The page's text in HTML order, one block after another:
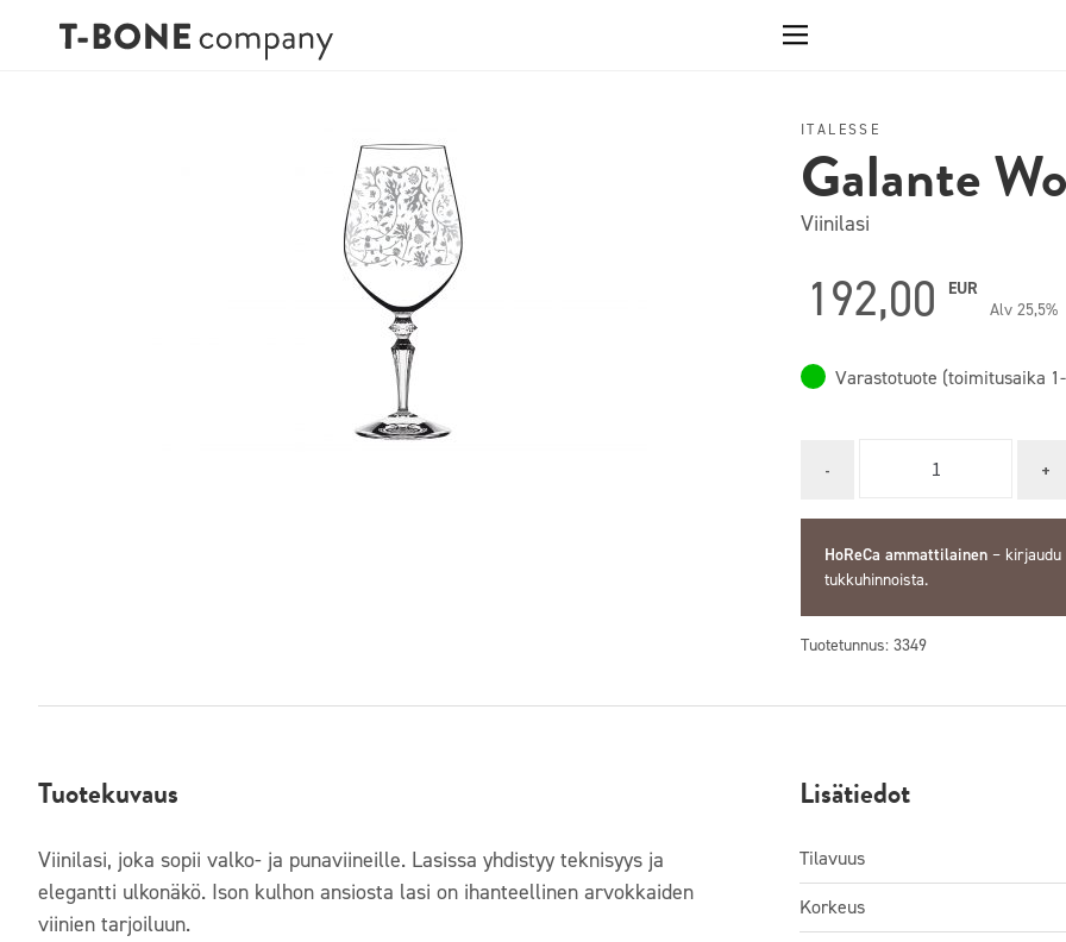
ITALESSE
Galante
Viinilasi
192,00
EUR
Alv 25,5%
Varastotuote (toimitusaika
HoReCa ammattilainen –
tukkuhinnoista.
Tuotetunnus: 3349
Tuotekuvaus
Viinilasi, joka sopii valko- ja punaviineille. Lasissa yhdistyy teknisyys ja
elegantti ulkonäkö. Ison kulhon ansiosta lasi on ihanteellinen arvokkaiden
viinien tarjoiluun.
Lisätiedot
Tilavuus
Korkeus